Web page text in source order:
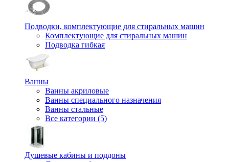
Подводки, комплектующие для стиральных машин
Комплектующие для стиральных машин
Подводка гибкая
Ванны
Ванны акриловые
Ванны специального назначения
Ванны стальные
Все категории (5)
Душевые кабины и поддоны